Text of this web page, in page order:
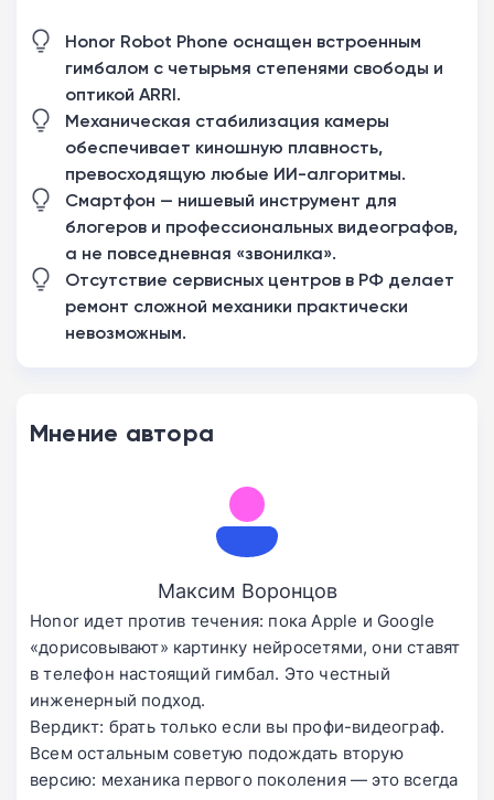
Honor Robot Phone оснащен встроенным
гимбалом с четырьмя степенями свободы и
оптикой ARRI.
Механическая стабилизация камеры
обеспечивает киношную плавность,
превосходящую любые ИИ-алгоритмы.
Смартфон — нишевый инструмент для
блогеров и профессиональных видеографов,
а не повседневная «звонилка».
Отсутствие сервисных центров в РФ делает
ремонт сложной механики практически
невозможным.
Мнение автора
Максим Воронцов
Honor идет против течения: пока Apple и Google
«дорисовывают» картинку нейросетями, они ставят
в телефон настоящий гимбал. Это честный
инженерный подход.
Вердикт: брать только если вы профи-видеограф.
Всем остальным советую подождать вторую
версию: механика первого поколения — это всегда